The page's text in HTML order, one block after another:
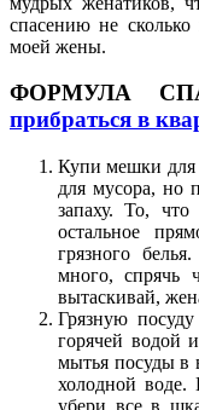
спасению не
моей жены.
ФОРМУЛА
прибраться в
Купи мешки для
для мусора, но
запаху. То,
остальное
грязного
много, спрячь
вытаскивай,
Грязную
горячей водой
мытья посуды в
холодной воде.
убери все в